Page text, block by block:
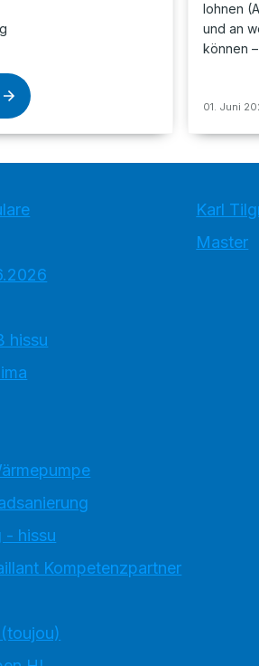
lohnen
und an
können
01. Juni
hissu
- hissu
Kompetenzpartner
Karl
Master